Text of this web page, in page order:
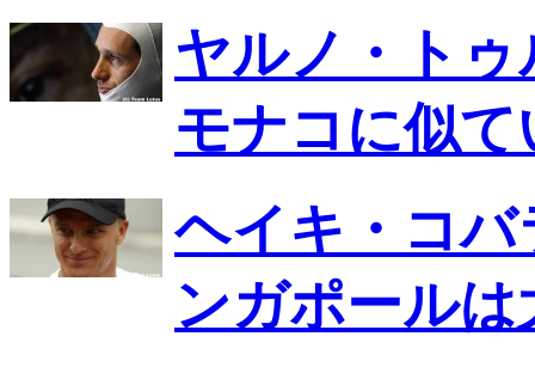
ヤルノ・ト
モナコに似て
ヘイキ・コ
ンガポールは